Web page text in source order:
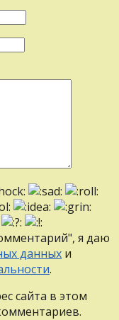
я даю
данных и
.
сайта в этом